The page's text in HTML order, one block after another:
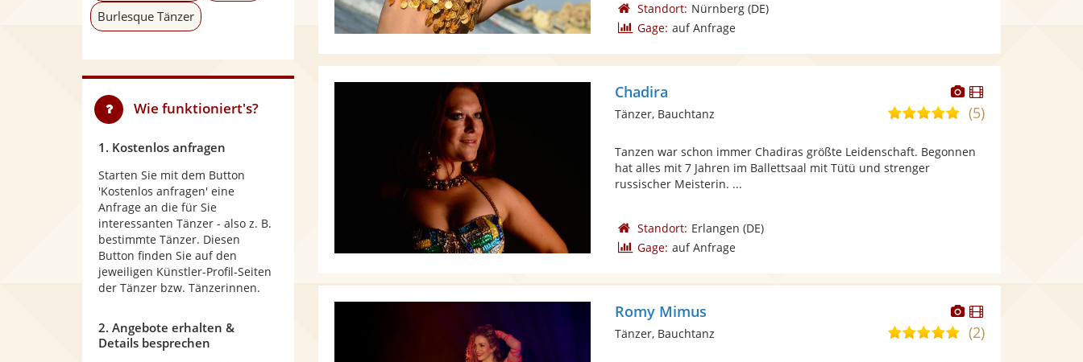
Standort: Nürnberg(DE)
Gage: auf Anfrage
Dieser
Künstler
stellt
bereit.
Dieser
Künstler
Chadira
5,0
5
(5)
Tänzer, Bauchtanz
Tanzen war schon immer Chadiras größte Leidenschaft. Begonnen
hat alles mit 7 Jahren im Ballettsaal mit Tütü und strenger
russischer Meisterin. ...
Standort: Erlangen (DE)
Gage: auf Anfrage
Dieser
Künstler
stellt
Dieser
Künstler
Romy Mimus
5,0(2)
Tänzer, Bauchtanz
Burlesque Tänzer
Wie funktioniert's?
1. Kostenlos anfragen
Starten Sie mit dem Button
'Kostenlos anfragen' eine
Anfrage an die für Sie
interessanten Tänzer - also z. B.
bestimmte Tänzer. Diesen
Button finden Sie auf den
jeweiligen Künstler-Profil-Seiten
der Tänzer bzw. Tänzerinnen.
2. Angebote erhalten &
Details besprechen